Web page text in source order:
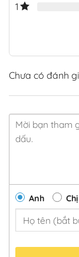
1
Chưa có đánh
Anh Chị